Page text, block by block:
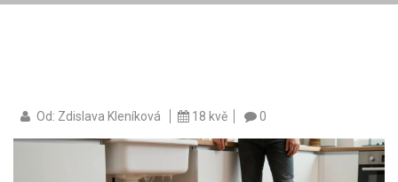
Od: Zdislava Kleníková 18 kvě 0